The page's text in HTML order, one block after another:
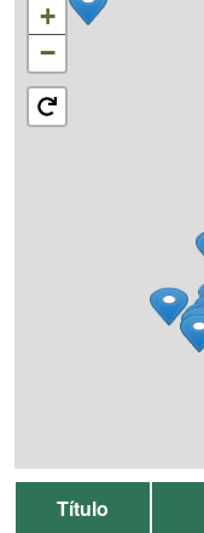
+
−
Título